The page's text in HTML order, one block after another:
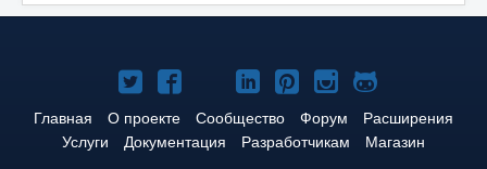
Joomla!
в
Твиттере
Joomla!
в
Facebook
Joomla!
в
YouTube
Joomla!
в
LinkedIn
Joomla!
в
Pinterest
Joomla!
в
Instagram
Joomla!
на
GitHub
Главная О проекте Сообщество Форум
Расширения
Услуги
Документация Разработчикам
Магазин